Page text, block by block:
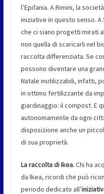
l’Epifania. A Rimini, la
iniziative in questo senso. A
che ci siano progetti mirati
non quella di scaricarli nel
raccolta differenziata. Se
possono diventare una
Natale inutilizzabili, infatti,
in ottimo fertilizzante da
giardinaggio: il compost. E
autonomamente da ogni
disposizione anche un
di sua proprietà.
La raccolta di Ikea.Chi ha
da Ikea, ricordi che può
periodo dedicato all’